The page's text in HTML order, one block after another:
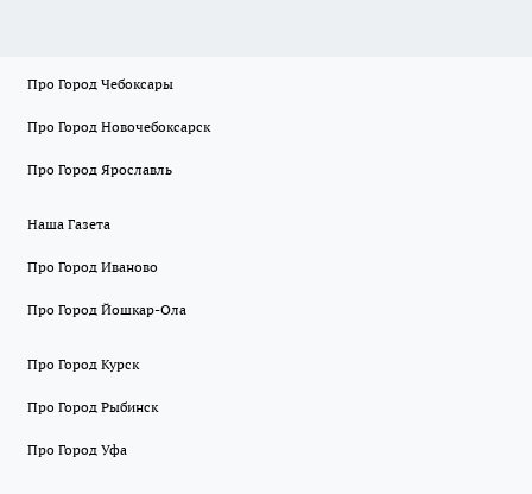
Про Город Чебоксары
Про Город Новочебоксарск
Про Город Ярославль
Наша Газета
Про Город Иваново
Про Город Йошкар-Ола
Про Город Курск
Про Город Рыбинск
Про Город Уфа